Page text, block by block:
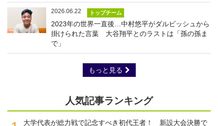
2026.06.22 トップチーム
2023年の世界一直後…中村悠平がダルビッシュから
掛けられた言葉 大谷翔平とのラストは「孫の孫ま
で」
もっと見る
人気記事ランキング
大学代表が総力戦で記念すべき初代王者！ 新設大会決勝で